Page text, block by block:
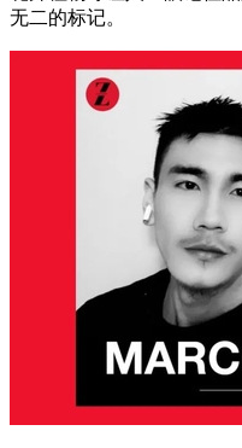
无二的标记。